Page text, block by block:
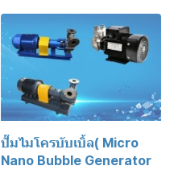
ปั๊มไมโครบับเบิ้ล( Micro
Nano Bubble Generator